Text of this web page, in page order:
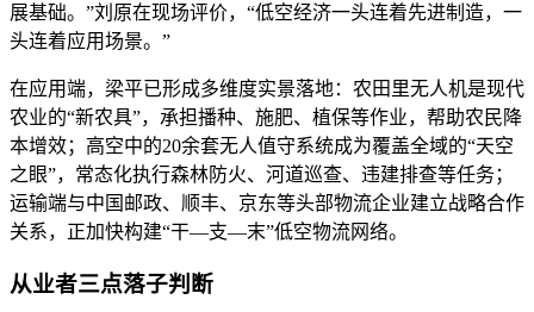
展基础。”刘原在现场评价，“低空经济一头连着先进制造，一
头连着应用场景。”
在应用端，梁平已形成多维度实景落地：农田里无人机是现代
农业的“新农具”，承担播种、施肥、植保等作业，帮助农民降
本增效；高空中的20余套无人值守系统成为覆盖全域的“天空
之眼”，常态化执行森林防火、河道巡查、违建排查等任务；
运输端与中国邮政、顺丰、京东等头部物流企业建立战略合作
关系，正加快构建“干—支—末”低空物流网络。
从业者三点落子判断